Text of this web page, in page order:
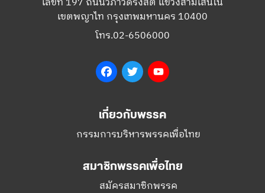
เขตพญาไท กรุงเทพมหานคร 10400
โทร.02-6506000
FacebookTwitter
เกี่ยวกับพรรค
กรรมการบริหารพรรคเพื่อไทย
สมาชิกพรรคเพื่อไทย
สมัครสมาชิกพรรค